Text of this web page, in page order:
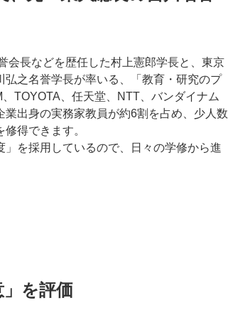
会長などを歴任した村上憲郎学長と、東京
之名誉学長が率いる、「教育・研究のプ
TOYOTA、任天堂、NTT、バンダイナム
出身の実務家教員が約6割を占め、少人数
得できます。
を採用しているので、日々の学修から進
を評価